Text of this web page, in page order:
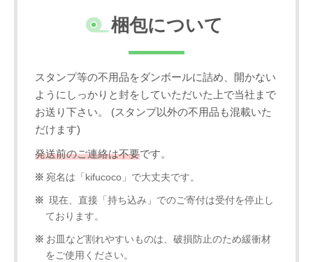
梱包について
スタンプ等の不用品をダンボールに詰め、開かない
ようにしっかりと封をしていただいた上で当社まで
お送り下さい。 (スタンプ以外の不用品も混載いた
だけます)
発送前のご連絡は不要です。
宛名は「kifucoco」で大丈夫です。
現在、直接「持ち込み」でのご寄付は受付を停止し
ております。
お皿など割れやすいものは、破損防止のため緩衝材
をご使用ください。